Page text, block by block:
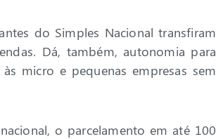
do Simples Nacional transfiram
Dá, também, autonomia para
micro e pequenas empresas sem
o parcelamento em até 100